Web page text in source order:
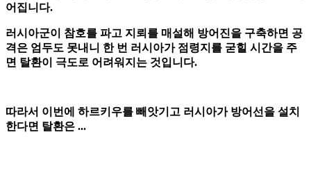
어집니다.
러시아군이 참호를 파고 지뢰를 매설해 방어진을 구축하면 공
격은 엄두도 못내니 한 번 러시아가 점령지를 굳힐 시간을 주
면 탈환이 극도로 어려워지는 것입니다.
따라서 이번에 하르키우를 빼앗기고 러시아가 방어선을 설치
한다면 탈환은 ...